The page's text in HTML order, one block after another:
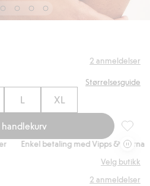
2 anmeldelser
Størrelsesguide
L XL
Enkel betaling med Vipps & Klarna
Velg butikk
2 anmeldelser